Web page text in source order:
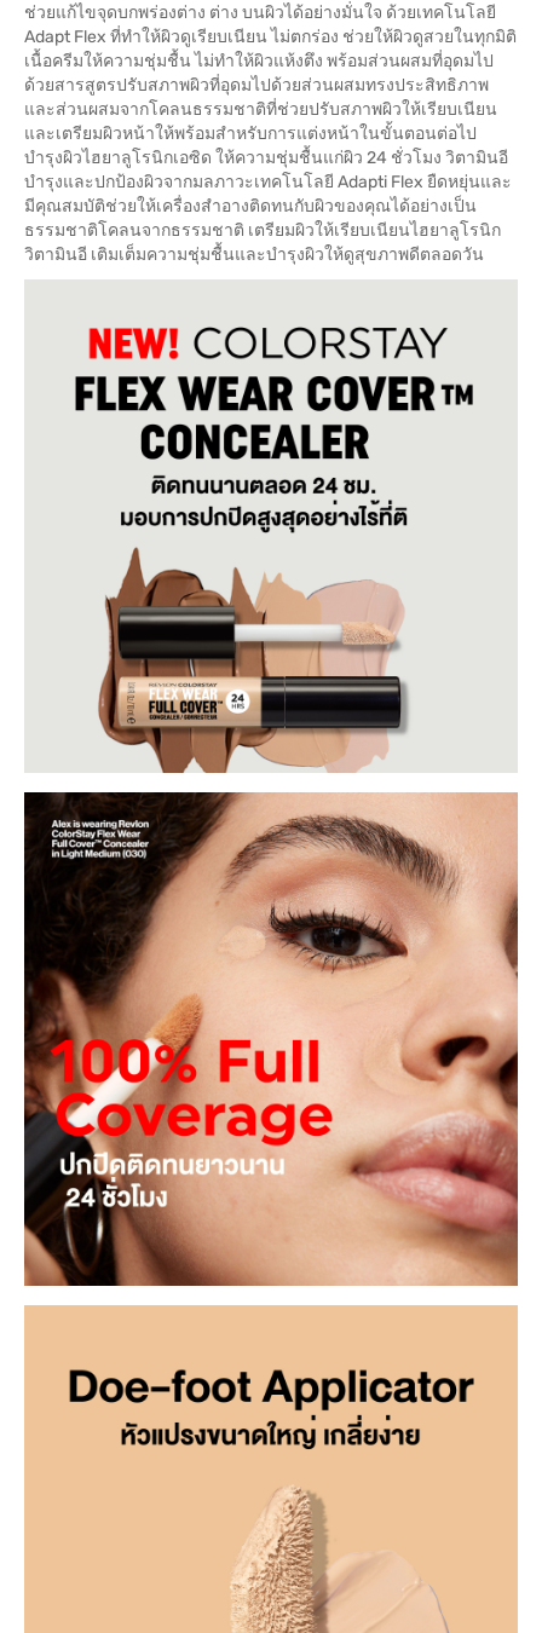
ช่วยแก้ไขจุดบกพร่องต่าง ต่าง บนผิวได้อย่างมั่นใจ ด้วยเทคโนโลยี
Adapt Flex ที่ทำให้ผิวดูเรียบเนียน ไม่ตกร่อง ช่วยให้ผิวดูสวยในทุกมิติ
เนื้อครีมให้ความชุ่มชื้น ไม่ทำให้ผิวแห้งตึง พร้อมส่วนผสมที่อุดมไป
ด้วยสารสูตรปรับสภาพผิวที่อุดมไปด้วยส่วนผสมทรงประสิทธิภาพ
และส่วนผสมจากโคลนธรรมชาติที่ช่วยปรับสภาพผิวให้เรียบเนียน
และเตรียมผิวหน้าให้พร้อมสำหรับการแต่งหน้าในขั้นตอนต่อไป
บำรุงผิวไฮยาลูโรนิกเอซิด ให้ความชุ่มชื้นแก่ผิว 24 ชั่วโมง วิตามินอี
บำรุงและปกป้องผิวจากมลภาวะเทคโนโลยี Adapti Flex ยืดหยุ่นและ
มีคุณสมบัติช่วยให้เครื่องสำอางติดทนกับผิวของคุณได้อย่างเป็น
ธรรมชาติโคลนจากธรรมชาติ เตรียมผิวให้เรียบเนียนไฮยาลูโรนิก
วิตามินอี เติมเต็มความชุ่มชื้นและบำรุงผิวให้ดูสุขภาพดีตลอดวัน